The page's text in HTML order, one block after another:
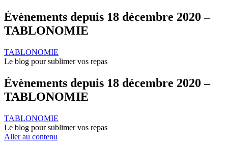
Évènements depuis 18 décembre 2020 –
TABLONOMIE
TABLONOMIE
Le blog pour sublimer vos repas
Évènements depuis 18 décembre 2020 –
TABLONOMIE
TABLONOMIE
Le blog pour sublimer vos repas
Aller au contenu